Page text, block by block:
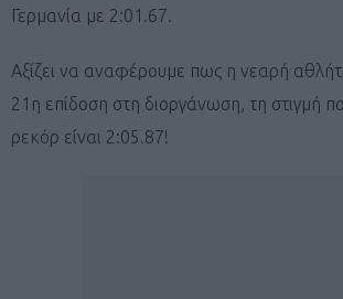
Γερμανία με 2:01.67.
Αξίζει να αναφέρουμε πως η νεαρή
21η επίδοση στη διοργάνωση, τη στιγμή
ρεκόρ είναι 2:05.87!